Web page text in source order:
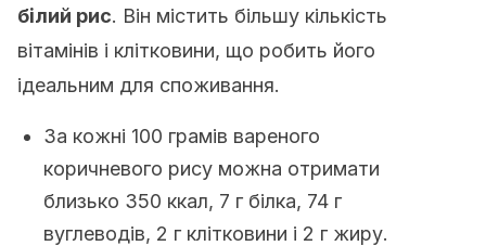
білий рис. Він містить більшу кількість
вітамінів і клітковини, що робить його
ідеальним для споживання.
За кожні 100 грамів вареного
коричневого рису можна отримати
близько 350 ккал, 7 г білка, 74 г
вуглеводів, 2 г клітковини і 2 г жиру.